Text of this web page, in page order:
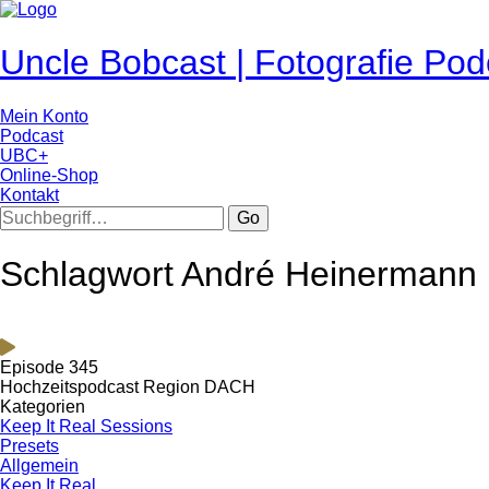
Uncle Bobcast | Fotografie
Mein Konto
Podcast
UBC+
Online-Shop
Kontakt
Go
Schlagwort André Heinermann
Episode 345
Hochzeitspodcast Region DACH
Kategorien
Keep It Real Sessions
Presets
Allgemein
Keep It Real